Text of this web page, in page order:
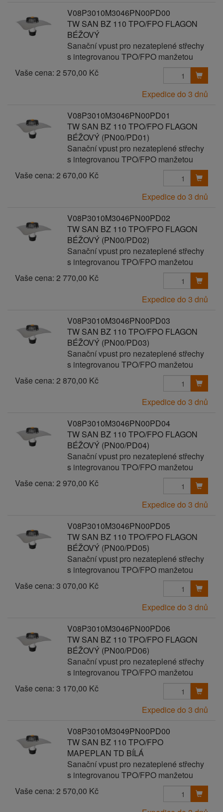
V08P3010M3046PN00PD00
TW SAN BZ 110 TPO/FPO FLAGON
BÉŽOVÝ
Sanační vpust pro nezateplené střechy
s integrovanou TPO/FPO manžetou
Vaše cena: 2 570,00 Kč
Expedice do 3 dnů
V08P3010M3046PN00PD01
TW SAN BZ 110 TPO/FPO FLAGON
BÉŽOVÝ (PN00/PD01)
Sanační vpust pro nezateplené střechy
s integrovanou TPO/FPO manžetou
Vaše cena: 2 670,00 Kč
Expedice do 3 dnů
V08P3010M3046PN00PD02
TW SAN BZ 110 TPO/FPO FLAGON
BÉŽOVÝ (PN00/PD02)
Sanační vpust pro nezateplené střechy
s integrovanou TPO/FPO manžetou
Vaše cena: 2 770,00 Kč
Expedice do 3 dnů
V08P3010M3046PN00PD03
TW SAN BZ 110 TPO/FPO FLAGON
BÉŽOVÝ (PN00/PD03)
Sanační vpust pro nezateplené střechy
s integrovanou TPO/FPO manžetou
Vaše cena: 2 870,00 Kč
Expedice do 3 dnů
V08P3010M3046PN00PD04
TW SAN BZ 110 TPO/FPO FLAGON
BÉŽOVÝ (PN00/PD04)
Sanační vpust pro nezateplené střechy
s integrovanou TPO/FPO manžetou
Vaše cena: 2 970,00 Kč
Expedice do 3 dnů
V08P3010M3046PN00PD05
TW SAN BZ 110 TPO/FPO FLAGON
BÉŽOVÝ (PN00/PD05)
Sanační vpust pro nezateplené střechy
s integrovanou TPO/FPO manžetou
Vaše cena: 3 070,00 Kč
Expedice do 3 dnů
V08P3010M3046PN00PD06
TW SAN BZ 110 TPO/FPO FLAGON
BÉŽOVÝ (PN00/PD06)
Sanační vpust pro nezateplené střechy
s integrovanou TPO/FPO manžetou
Vaše cena: 3 170,00 Kč
Expedice do 3 dnů
V08P3010M3049PN00PD00
TW SAN BZ 110 TPO/FPO
MAPEPLAN TD BÍLÁ
Sanační vpust pro nezateplené střechy
s integrovanou TPO/FPO manžetou
Vaše cena: 2 570,00 Kč